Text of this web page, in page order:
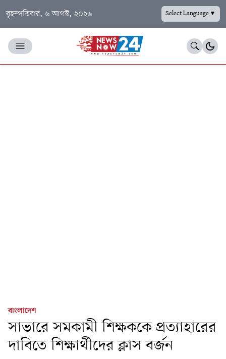
বৃহস্পতিবার, ৬ আগস্ট, ২০২৬ Select Language▼
বাংলাদেশ
সাভারে সমকামী শিক্ষককে প্রত্যাহারের
দাবিতে শিক্ষার্থীদের ক্লাস বর্জন